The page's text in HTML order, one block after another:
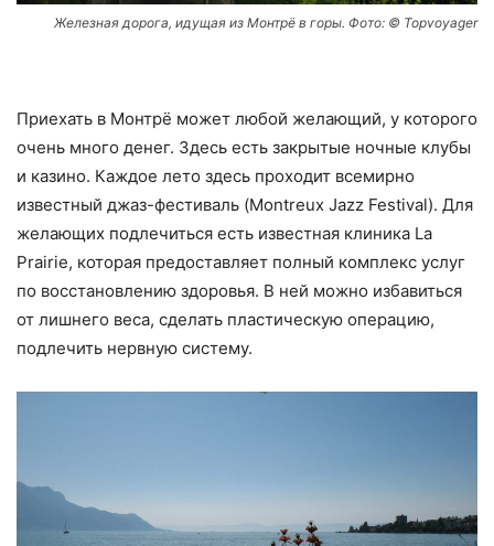
Железная дорога, идущая из Монтрё в горы. Фото: © Topvoyager
Приехать в Монтрё может любой желающий, у которого
очень много денег. Здесь есть закрытые ночные клубы
и казино. Каждое лето здесь проходит всемирно
известный джаз-фестиваль (Montreux Jazz Festival). Для
желающих подлечиться есть известная клиника La
Prairie, которая предоставляет полный комплекс услуг
по восстановлению здоровья. В ней можно избавиться
от лишнего веса, сделать пластическую операцию,
подлечить нервную систему.